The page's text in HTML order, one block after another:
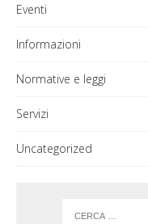
Eventi
Informazioni
Normative e leggi
Servizi
Uncategorized